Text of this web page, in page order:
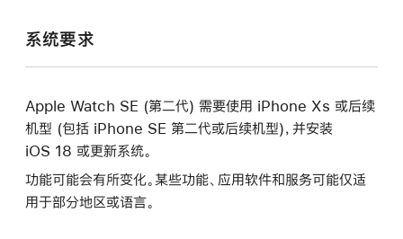
系统要求
Apple Watch SE (第二代) 需要使用 iPhone Xs 或后续
机型 (包括 iPhone SE 第二代或后续机型)，并安装
iOS 18 或更新系统。
功能可能会有所变化。某些功能、应用软件和服务可能仅适
用于部分地区或语言。